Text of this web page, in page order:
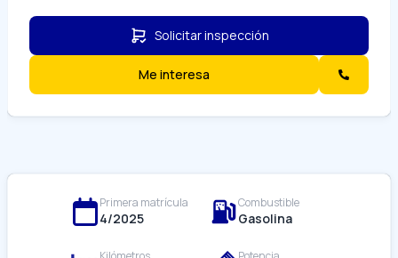
Solicitar inspección
Me interesa
Primera matrícula
4/2025
Combustible
Gasolina